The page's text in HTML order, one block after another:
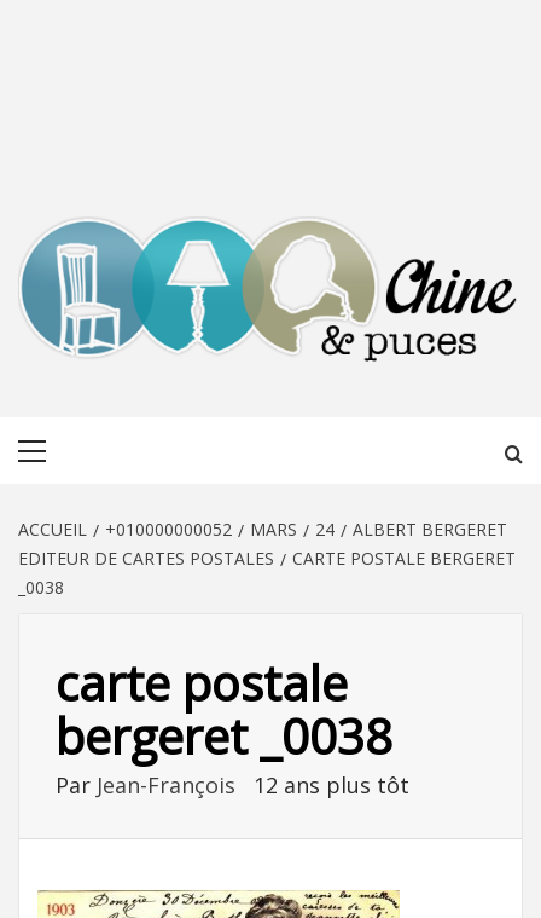
ACCUEIL +010000000052 MARS 24
ALBERT BERGERET
EDITEUR DE CARTES POSTALES
CARTE POSTALE BERGERET
_0038
carte postale
bergeret _0038
Par Jean-François 12 ans plus tôt